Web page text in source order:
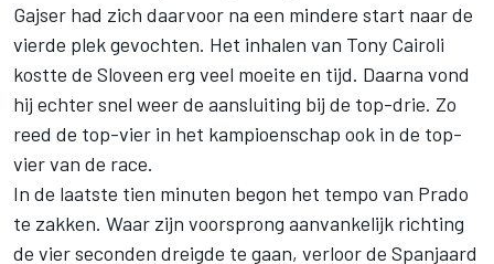
Gajser had zich daarvoor na een mindere start naar de
vierde plek gevochten. Het inhalen van Tony Cairoli
kostte de Sloveen erg veel moeite en tijd. Daarna vond
hij echter snel weer de aansluiting bij de top-drie. Zo
reed de top-vier in het kampioenschap ook in de top-
vier van de race.
In de laatste tien minuten begon het tempo van Prado
te zakken. Waar zijn voorsprong aanvankelijk richting
de vier seconden dreigde te gaan, verloor de Spanjaard